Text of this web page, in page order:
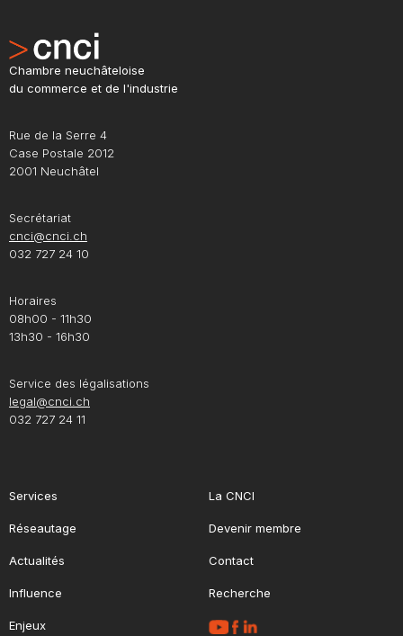
Chambre neuchâteloise
du commerce et de l'industrie
Rue de la Serre 4
Case Postale 2012
2001 Neuchâtel
Secrétariat
cnci@cnci.ch
032 727 24 10
Horaires
08h00 - 11h30
13h30 - 16h30
Service des légalisations
legal@cnci.ch
032 727 24 11
Services
Réseautage
Actualités
Influence
Enjeux
La CNCI
Devenir membre
Contact
Recherche